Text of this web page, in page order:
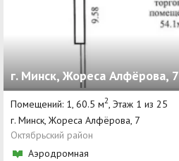
г. Минск, Жореса Алфёрова, 7
Помещений: 1, 60.5 м2 , Этаж 1 из 25
г. Минск, Жореса Алфёрова, 7
Октябрьский район
Аэродромная